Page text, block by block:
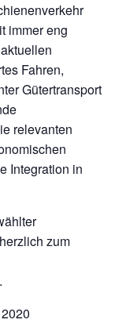
immer eng
Fahren,
Gütertransport
relevanten
Integration in
zum